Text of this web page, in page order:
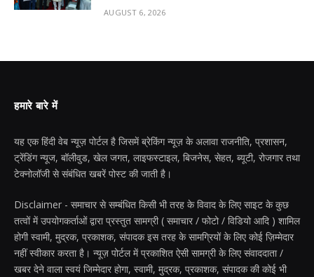
AUGUST 6, 2026
हमारे बारे में
यह एक हिंदी वेब न्यूज़ पोर्टल है जिसमें ब्रेकिंग न्यूज़ के अलावा राजनीति, प्रशासन,
ट्रेंडिंग न्यूज, बॉलीवुड, खेल जगत, लाइफस्टाइल, बिजनेस, सेहत, ब्यूटी, रोजगार तथा
टेक्नोलॉजी से संबंधित खबरें पोस्ट की जाती है।
Disclaimer - समाचार से सम्बंधित किसी भी तरह के विवाद के लिए साइट के कुछ
तत्वों में उपयोगकर्ताओं द्वारा प्रस्तुत सामग्री ( समाचार / फोटो / विडियो आदि ) शामिल
होगी स्वामी, मुद्रक, प्रकाशक, संपादक इस तरह के सामग्रियों के लिए कोई ज़िम्मेदार
नहीं स्वीकार करता है। न्यूज़ पोर्टल में प्रकाशित ऐसी सामग्री के लिए संवाददाता /
खबर देने वाला स्वयं जिम्मेदार होगा, स्वामी, मुद्रक, प्रकाशक, संपादक की कोई भी